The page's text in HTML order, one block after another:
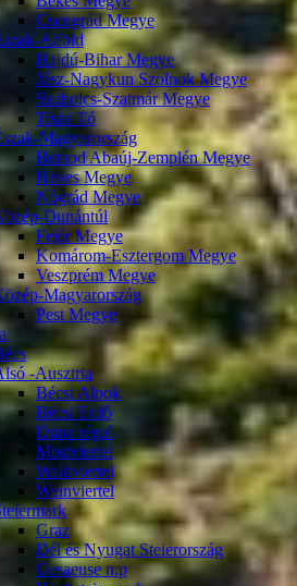
Csongrád Megye
Alföld
Hajdú-Bihar Megye
Jász-Nagykun Szolnok Megye
Szabolcs-Szatmár Megye
Tisza Tó
Magyarország
Borsod Abaúj-Zemplén Megye
Heves Megye
Nógrád Megye
Dunántúl
Fejér Megye
Komárom-Esztergom Megye
Veszprém Megye
Magyarország
Pest Megye
-Ausztria
Bécsi Alpok
Bécsi Erdő
Duna régió
Mostviertel
Waldviertel
Weinviertel
Graz
Dél és Nyugat Steierország
Gesaeuse n.p